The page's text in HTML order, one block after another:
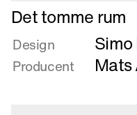
Læs
mere
om
Det
tomme
Det tomme rum
Design
Producent Mats